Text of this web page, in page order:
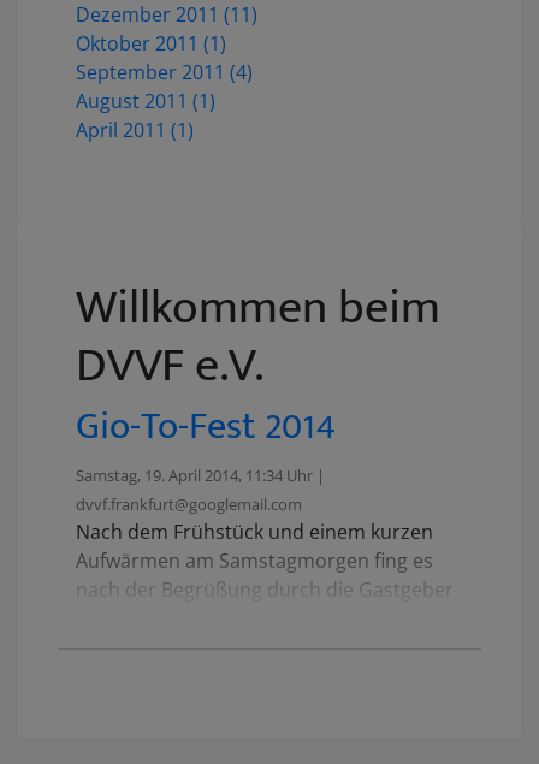
Dezember 2011 (11)
Oktober 2011 (1)
September 2011 (4)
August 2011 (1)
April 2011 (1)
Willkommen beim
DVVF e.V.
Gio-To-Fest 2014
Samstag, 19. April 2014, 11:34 Uhr |
dvvf.frankfurt@googlemail.com
Nach dem Frühstück und einem kurzen
Aufwärmen am Samstagmorgen fing es
nach der Begrüßung durch die Gastgeber